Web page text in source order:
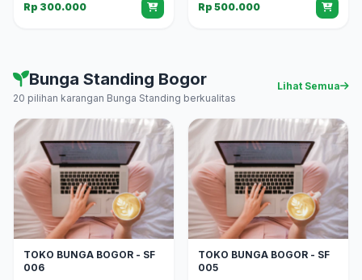
Rp 300.000 Rp 500.000
Bunga Standing Bogor
20 pilihan karangan Bunga Standing berkualitas
Lihat Semua
TOKO BUNGA BOGOR - SF
006
TOKO BUNGA BOGOR - SF
005